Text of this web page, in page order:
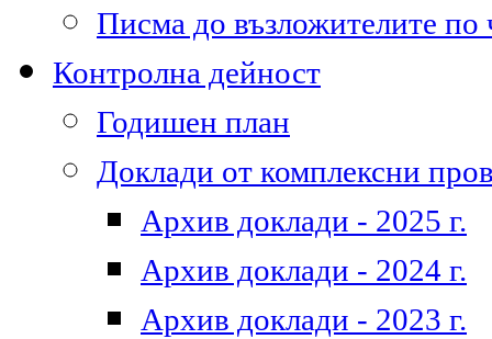
Писма до възложителите по
Контролна дейност
Годишен план
Доклади от комплексни
Архив доклади - 2025 г.
Архив доклади - 2024 г.
Архив доклади - 2023 г.